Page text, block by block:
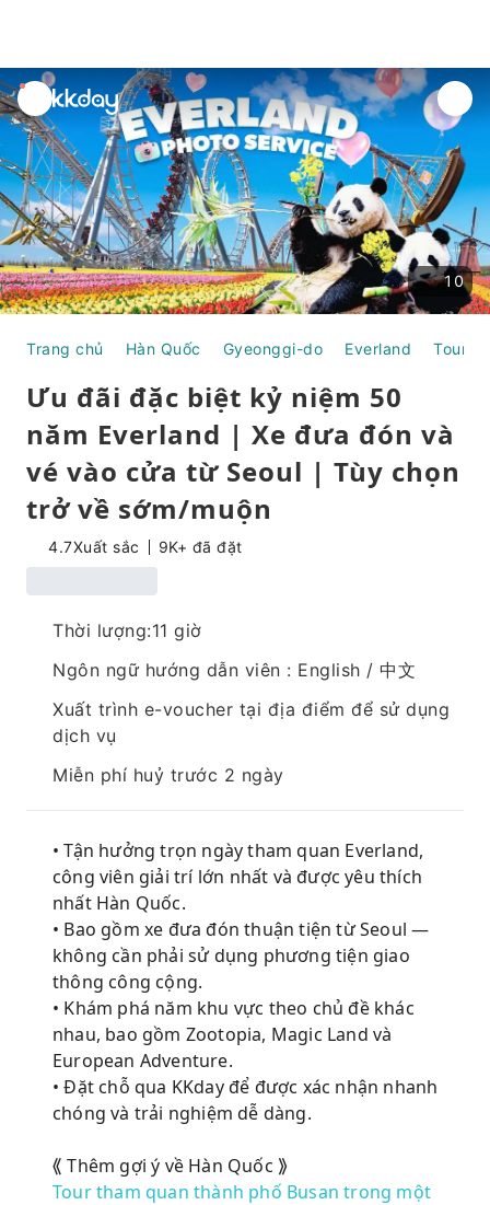
unread
notifications
10
Trang chủ Hàn Quốc Gyeonggi-do Everland Tour
Ưu đãi đặc biệt kỷ niệm 50
năm Everland | Xe đưa đón và
vé vào cửa từ Seoul | Tùy chọn
trở về sớm/muộn
4.7Xuất sắc 9K+ đã đặt
Thời lượng:11 giờ
Ngôn ngữ hướng dẫn viên : English / 中文
Xuất trình e-voucher tại địa điểm để sử dụng
dịch vụ
Miễn phí huỷ trước 2 ngày
• Tận hưởng trọn ngày tham quan Everland,
công viên giải trí lớn nhất và được yêu thích
nhất Hàn Quốc.
• Bao gồm xe đưa đón thuận tiện từ Seoul —
không cần phải sử dụng phương tiện giao
thông công cộng.
• Khám phá năm khu vực theo chủ đề khác
nhau, bao gồm Zootopia, Magic Land và
European Adventure.
• Đặt chỗ qua KKday để được xác nhận nhanh
chóng và trải nghiệm dễ dàng.
⟪ Thêm gợi ý về Hàn Quốc ⟫
Tour tham quan thành phố Busan trong một